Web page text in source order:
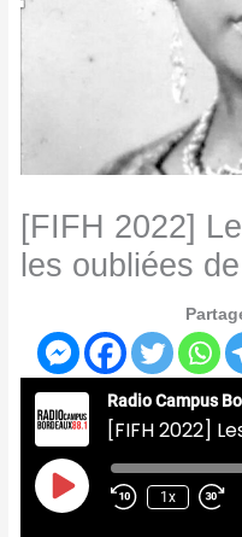
[FIFH 2022]
les oubliées
Radio Campus
Play
Episode
1x